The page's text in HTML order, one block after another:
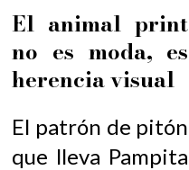
El animal print
no es moda, es
herencia visual
El patrón de pitón
que lleva Pampita